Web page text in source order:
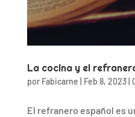
La cocina y el
por Fabicarne Feb 8, 2023|
El refranero español es